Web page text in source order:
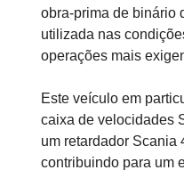
obra-prima de binário
utilizada nas
operações mais
Este veículo em
caixa de velocidades
um retardador Scania
contribuindo para um